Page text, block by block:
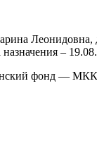
Леонидовна,
–
фонд —